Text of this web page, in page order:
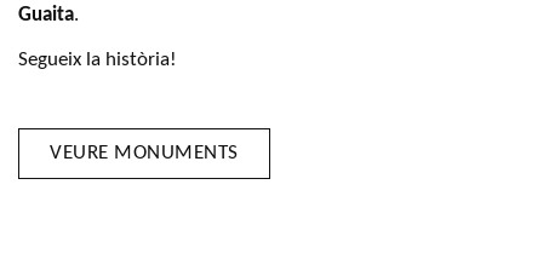
Guaita.
Segueix la història!
VEURE MONUMENTS